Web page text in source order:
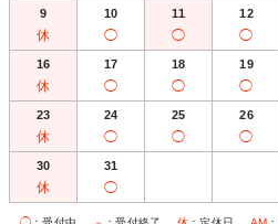
9
休
10
◯
11
◯
12
◯
16
休
17
◯
18
◯
19
◯
23
休
24
◯
25
◯
26
◯
30
休
31
◯